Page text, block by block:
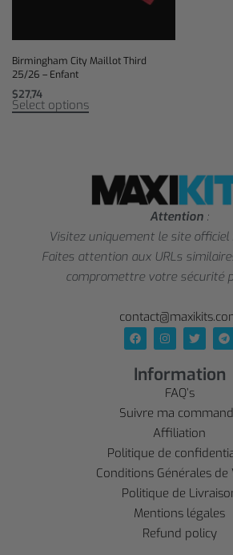
Birmingham City Maillot Third
25/26 – Enfant
$27,74
Select options
Attention :
Visitez uniquement le site officiel
Faites attention aux URLs
compromettre votre sécurité
Information
FAQ’s
Suivre ma
Affiliation
Politique de
Conditions Générales de
Politique de
Mentions légales
Refund policy